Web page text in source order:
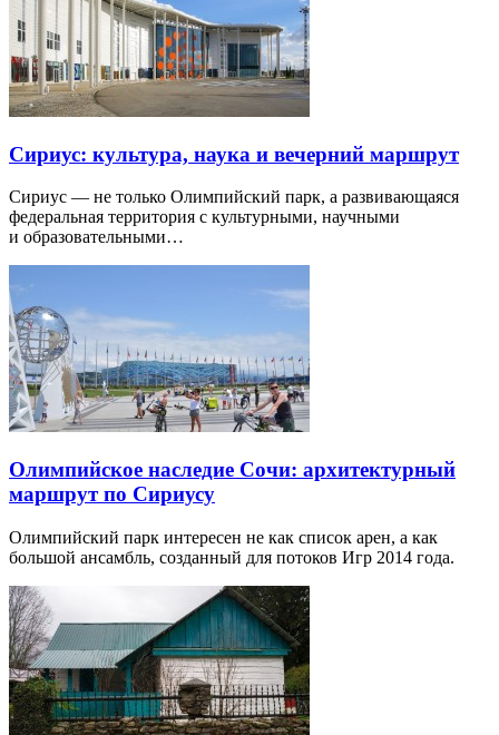
Сириус: культура, наука и вечерний маршрут
Сириус — не только Олимпийский парк, а развивающаяся
федеральная территория с культурными, научными
и образовательными…
Олимпийское наследие Сочи: архитектурный
маршрут по Сириусу
Олимпийский парк интересен не как список арен, а как
большой ансамбль, созданный для потоков Игр 2014 года.